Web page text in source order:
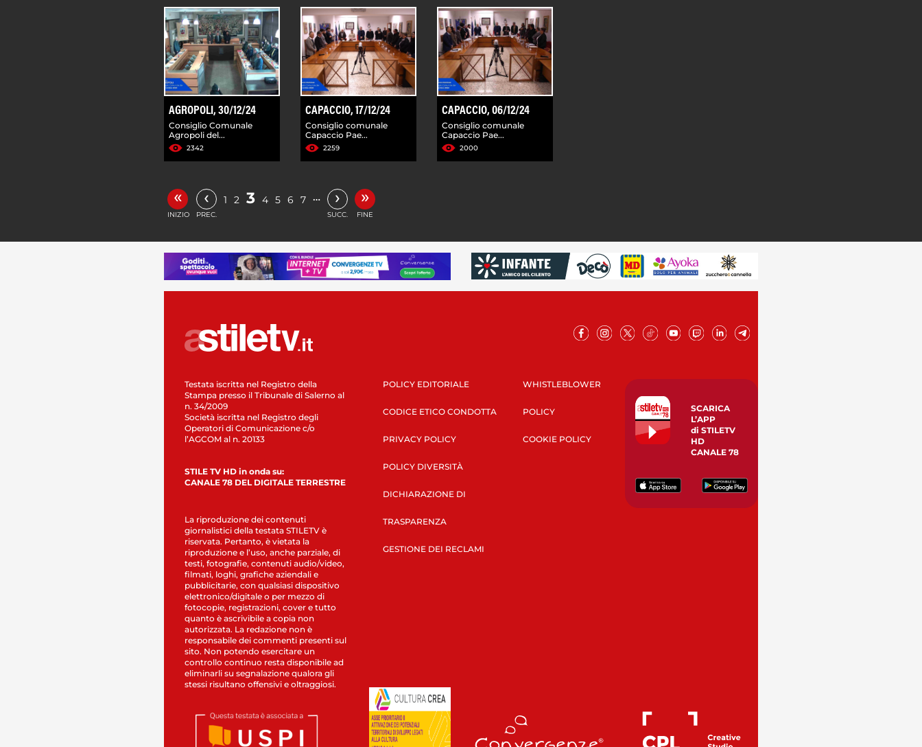
AGROPOLI, 30/12/24
Consiglio Comunale
Agropoli del...
2342
CAPACCIO, 17/12/24
Consiglio comunale
Capaccio Pae...
2259
CAPACCIO, 06/12/24
Consiglio comunale
Capaccio Pae...
2000
«
INIZIO
‹
PREC.
1 2 3 4 5 6 7 … ›
SUCC.
»
FINE
Testata iscritta nel Registro della
Stampa presso il Tribunale di Salerno al
n. 34/2009
Società iscritta nel Registro degli
Operatori di Comunicazione c/o
l’AGCOM al n. 20133
STILE TV HD in onda su:
CANALE 78 DEL DIGITALE TERRESTRE
La riproduzione dei contenuti
giornalistici della testata STILETV è
riservata. Pertanto, è vietata la
riproduzione e l’uso, anche parziale, di
testi, fotografie, contenuti audio/video,
filmati, loghi, grafiche aziendali e
pubblicitarie, con qualsiasi dispositivo
elettronico/digitale o per mezzo di
fotocopie, registrazioni, cover e tutto
quanto è ascrivibile a copia non
autorizzata. La redazione non è
responsabile dei commenti presenti sul
sito. Non potendo esercitare un
controllo continuo resta disponibile ad
eliminarli su segnalazione qualora gli
stessi risultano offensivi e oltraggiosi.
POLICY EDITORIALE
CODICE ETICO CONDOTTA
PRIVACY POLICY
POLICY DIVERSITÀ
DICHIARAZIONE DI
TRASPARENZA
GESTIONE DEI RECLAMI
WHISTLEBLOWER
POLICY
COOKIE POLICY
SCARICA
L’APP
di STILETV
HD
CANALE 78